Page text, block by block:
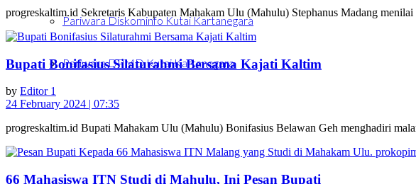
Pariwara Diskominfo Kutai Kartanegara
Pariwara DPMD Kutai Kartanegara
progreskaltim.id Sekretaris Kabupaten Mahakam Ulu (Mahulu) Stephanus Madang
Bupati Bonifasius Silaturahmi Bersama Kajati Kaltim
by Editor 1
24 February 2024 | 07:35
progreskaltim.id Bupati Mahakam Ulu (Mahulu) Bonifasius Belawan Geh menghadiri
66 Mahasiswa ITN Studi di Mahulu, Ini Pesan Bupati